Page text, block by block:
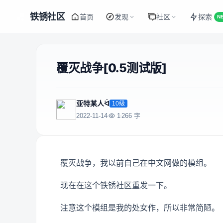
铁锈社区 首页 发现 社区 探索
覆灭战争[0.5测试版]
亚特某人ᐛ 10级
2022-11-14 1266 字
覆灭战争，我以前自己在中文网做的模组。
现在在这个铁锈社区重发一下。
注意这个模组是我的处女作，所以非常简陋。